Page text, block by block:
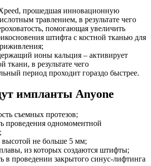
прошедшая инновационную
травлением, в результате чего
помогающая увеличить
штифта с костной тканью для
ионы кальция – активирует
ткани, в результате чего
период проходит гораздо быстрее.
импланты Anyone
съемных протезов;
проведения одномоментной
высотой не больше 5 мм;
из которых создаются штифты;
в проведении закрытого синус-лифтинга